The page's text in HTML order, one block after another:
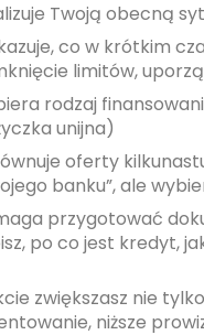
Twoją obecną
co w krótkim
limitów,
rodzaj
unijna)
oferty
banku”, ale
przygotować
po co jest kredyt,
zwiększasz nie
niższe